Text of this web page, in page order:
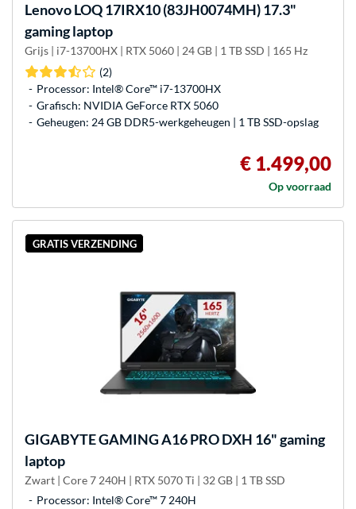
LenovoLOQ 17IRX10 (83JH0074MH) 17.3"
gaming laptop
Grijs | i7-13700HX | RTX 5060 | 24 GB | 1 TB SSD | 165 Hz
(2)
Processor: Intel® Core™ i7-13700HX
Grafisch: NVIDIA GeForce RTX 5060
Geheugen: 24 GB DDR5-werkgeheugen | 1 TB SSD-opslag
€ 1.499,00
Op voorraad
GRATIS VERZENDING
GIGABYTEGAMING A16 PRO DXH 16" gaming
laptop
Zwart | Core 7 240H | RTX 5070 Ti | 32 GB | 1 TB SSD
Processor: Intel® Core™ 7 240H